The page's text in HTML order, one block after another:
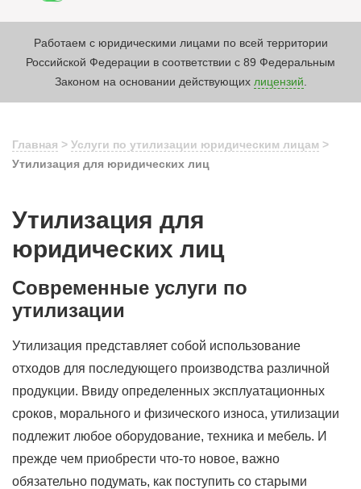
Работаем с юридическими лицами по всей территории
Российской Федерации в соответствии с 89 Федеральным
Законом на основании действующих лицензий
Главная > Услуги по утилизации юридическим лицам >
Утилизация для юридических лиц
Утилизация для
юридических лиц
Современные услуги по
утилизации
Утилизация представляет собой использование
отходов для последующего производства различной
продукции. Ввиду определенных эксплуатационных
сроков, морального и физического износа, утилизации
подлежит любое оборудование, техника и мебель. И
прежде чем приобрести что-то новое, важно
обязательно подумать, как поступить со старыми